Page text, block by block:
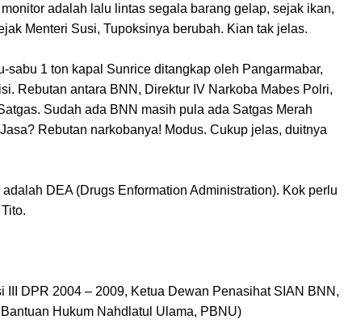
adalah lalu lintas segala barang gelap, sejak ikan,
Menteri Susi, Tupoksinya berubah. Kian tak jelas.
sabu 1 ton kapal Sunrice ditangkap oleh Pangarmabar,
Rebutan antara BNN, Direktur IV Narkoba Mabes Polri,
Sudah ada BNN masih pula ada Satgas Merah
Rebutan narkobanya! Modus. Cukup jelas, duitnya
DEA (Drugs Enformation Administration). Kok perlu
III DPR 2004 – 2009, Ketua Dewan Penasihat SIAN BNN,
Hukum Nahdlatul Ulama, PBNU)